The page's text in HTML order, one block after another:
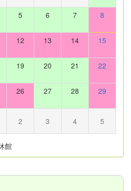
5 6 7 8
12 13 14 15
19 20 21 22
26 27 28 29
2 3 4 5
館